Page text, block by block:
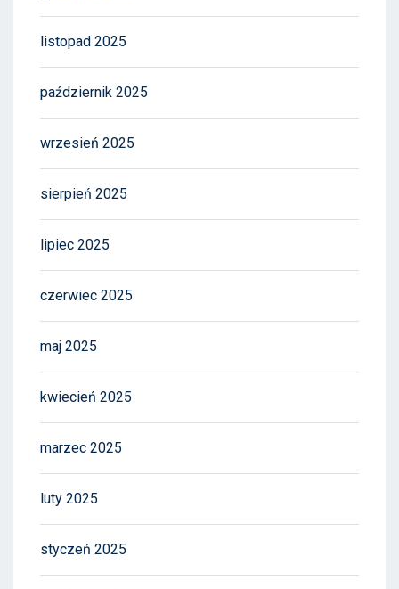
listopad 2025
październik 2025
wrzesień 2025
sierpień 2025
lipiec 2025
czerwiec 2025
maj 2025
kwiecień 2025
marzec 2025
luty 2025
styczeń 2025